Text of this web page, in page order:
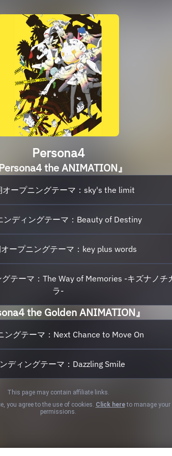
Persona4
Persona4 the ANIMATION』
オープニングテーマ：sky's the limit
ンディングテーマ：Beauty of Destiny
ープニングテーマ：key plus words
テーマ：The Way of Memories -キズナノチ
ラ-
the Golden ANIMATION』
ングテーマ：Next Chance to Move On
ディングテーマ：Dazzling Smile
This page may contain affiliate links.
you agree to the use of cookies. Click hereto manage your
permissions.